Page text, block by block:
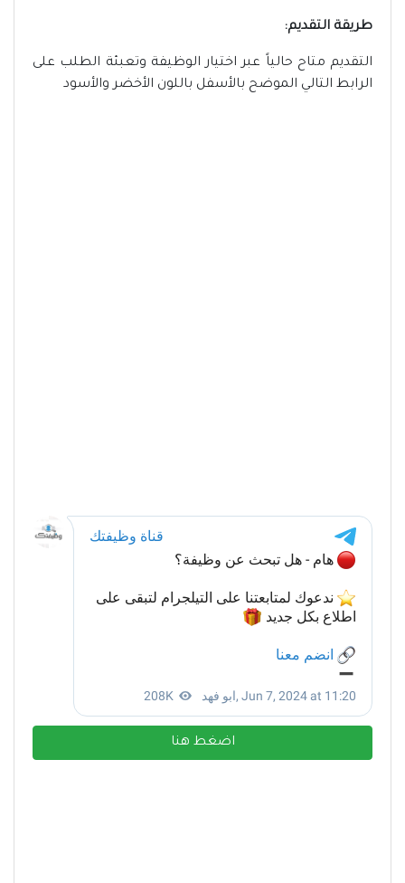
طريقة التقديم:
التقديم متاح حالياً عبر اختيار الوظيفة وتعبئة الطلب على
الرابط التالي الموضح بالأسفل باللون الأخضر والأسود
اضغط هنا